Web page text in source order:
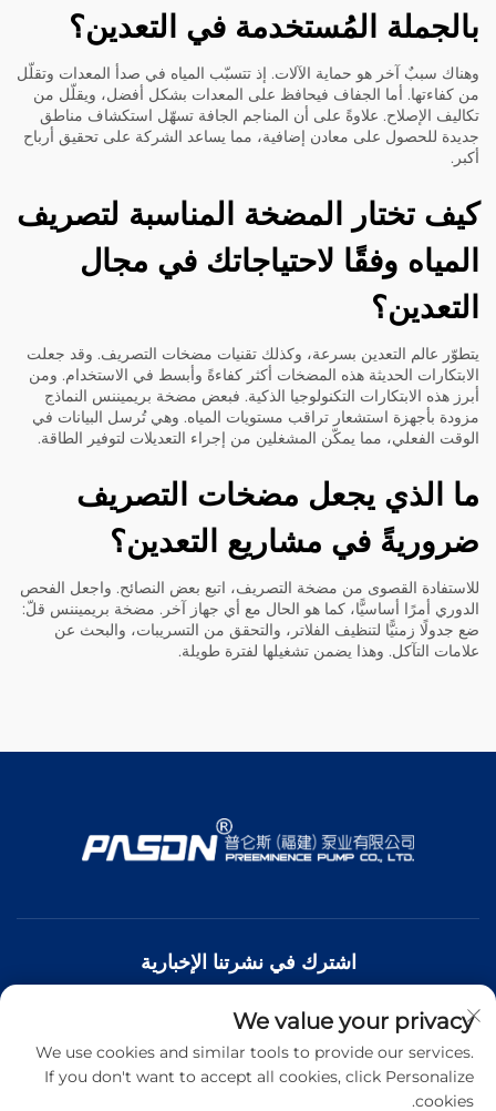
بالجملة المُستخدمة في التعدين؟
وهناك سببٌ آخر هو حماية الآلات. إذ تتسبّب المياه في صدأ المعدات وتقلّل
من كفاءتها. أما الجفاف فيحافظ على المعدات بشكل أفضل، ويقلّل من
تكاليف الإصلاح. علاوةً على أن المناجم الجافة تسهّل استكشاف مناطق
جديدة للحصول على معادن إضافية، مما يساعد الشركة على تحقيق أرباح
أكبر.
كيف تختار المضخة المناسبة لتصريف
المياه وفقًا لاحتياجاتك في مجال
التعدين؟
يتطوّر عالم التعدين بسرعة، وكذلك تقنيات مضخات التصريف. وقد جعلت
الابتكارات الحديثة هذه المضخات أكثر كفاءةً وأبسط في الاستخدام. ومن
أبرز هذه الابتكارات التكنولوجيا الذكية. فبعض مضخة بريميننس النماذج
مزودة بأجهزة استشعار تراقب مستويات المياه. وهي تُرسل البيانات في
الوقت الفعلي، مما يمكّن المشغلين من إجراء التعديلات لتوفير الطاقة.
ما الذي يجعل مضخات التصريف
ضروريةً في مشاريع التعدين؟
للاستفادة القصوى من مضخة التصريف، اتبع بعض النصائح. واجعل الفحص
الدوري أمرًا أساسيًّا، كما هو الحال مع أي جهاز آخر. مضخة بريميننس قلّ:
ضع جدولًا زمنيًّا لتنظيف الفلاتر، والتحقق من التسريبات، والبحث عن
علامات التآكل. وهذا يضمن تشغيلها لفترة طويلة.
اشترك في نشرتنا الإخبارية
انضم إلى نشرتنا الإخبارية لتلقي أحدث الأخبار والتحديثات والرؤى من
فريقنا.
We value your privacy
We use cookies and similar tools to provide our services.
If you don't want to accept all cookies, click Personalize
cookies.